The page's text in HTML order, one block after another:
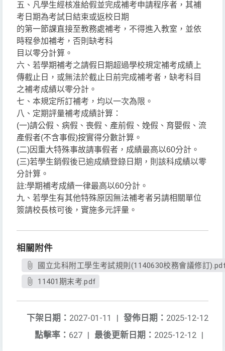
五、凡學生經核准給假並完成補考申請程序者，其補
考日期為考試日結束或返校日期
的第一節課直接至教務處補考，不得進入教室，並依
時程參加補考，否則缺考科
目以零分計算。
六、若學期補考之請假日期超過學校規定補考成績上
傳截止日，或無法於截止日前完成補考者，缺考科目
之補考成績以零分計。
七、本規定所訂補考，均以一次為限。
八、定期評量補考成績計算：
(一)請公假、病假、喪假、產前假、娩假、育嬰假、流
產假者(不含事假)按實得分數計算。
(二)因重大特殊事故請事假者，成績最高以60分計。
(三)若學生銷假後已逾成績登錄日期，則該科成績以零
分計算。
註:學期補考成績一律最高以60分計。
九、若學生有其他特殊原因無法補考者另請相關單位
簽請校長核可後，實施多元評量。
相關附件
國立北科附工學生考試規則(1140630校務會議修訂
11401期末考.pdf
發佈日期： 2025-12-12
下架日期： 2027-01-11
|
最後更新日期： 2025-12-12 |
點擊率： 627 |